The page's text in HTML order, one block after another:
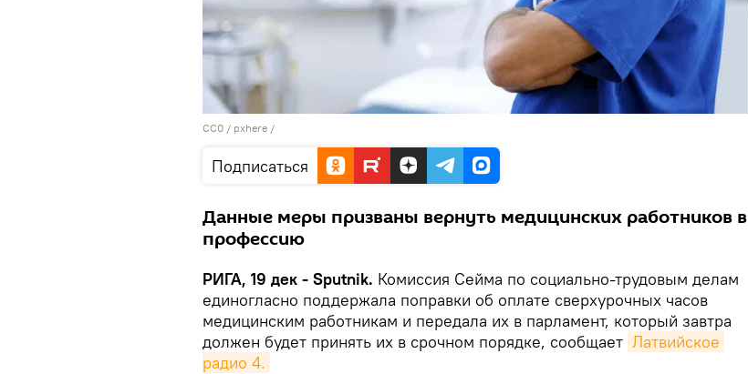
CC0 / pxhere /
Подписаться
Данные меры призваны вернуть медицинских работников в
профессию
РИГА, 19 дек - Sputnik. Комиссия Сейма по социально-трудовым делам
единогласно поддержала поправки об оплате сверхурочных часов
медицинским работникам и передала их в парламент, который завтра
должен будет принять их в срочном порядке, сообщает Латвийское
радио 4.